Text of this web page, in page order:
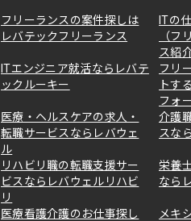
フリーランスの案件探しは
レバテックフリーランス
ITの
（フ
ス紹
ITエンジニア就活ならレバテ
ックルーキー
フリ
トす
フォ
医療・ヘルスケアの求人・
転職サービスならレバウェ
ル
介護
スな
リハビリ職の転職支援サー
ビスならレバウェルリハビ
リ
栄養
なら
医療看護介護のお仕事探し
メキ